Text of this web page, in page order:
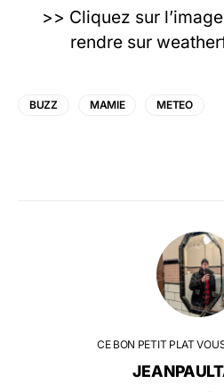
>> Cliquez sur
rendre sur
BUZZ MAMIE METEO
CE BON PETIT PLAT